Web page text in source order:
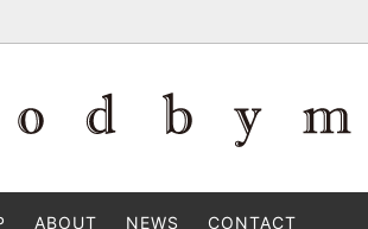
ABOUT NEWS CONTACT